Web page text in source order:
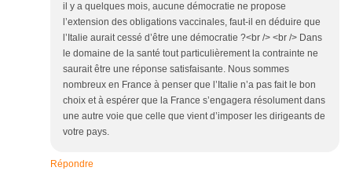
il y a quelques mois, aucune démocratie ne propose
l’extension des obligations vaccinales, faut-il en déduire que
l’Italie aurait cessé d’être une démocratie ?<br /> <br /> Dans
le domaine de la santé tout particulièrement la contrainte ne
saurait être une réponse satisfaisante. Nous sommes
nombreux en France à penser que l’Italie n’a pas fait le bon
choix et à espérer que la France s’engagera résolument dans
une autre voie que celle que vient d’imposer les dirigeants de
votre pays.
Répondre